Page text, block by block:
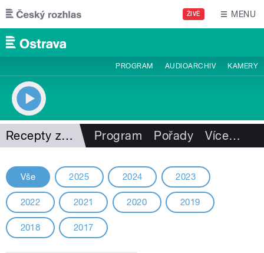
Přejít k hlavnímu obsahu
ŽIVĚ MENU
PROGRAM AUDIOARCHIV KAMERY
Recepty z minulých ročníků Program Pořady Více…
Vše 2025 2024 2023
2022 2021 2020 2019
2018 2017